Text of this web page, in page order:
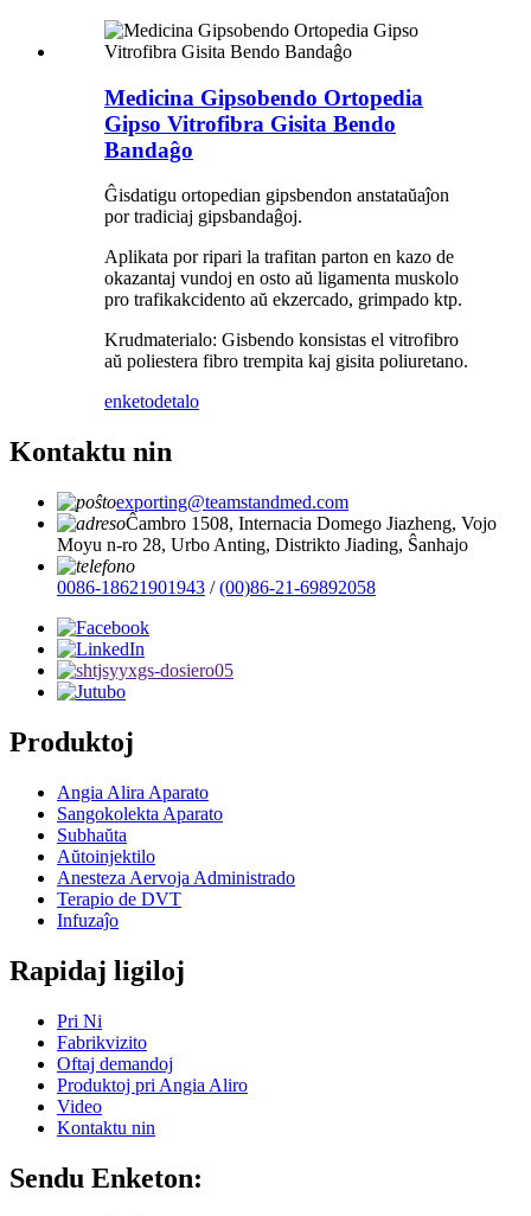
Medicina Gipsobendo Ortopedia
Gipso Vitrofibra Gisita Bendo
Bandaĝo
Ĝisdatigu ortopedian gipsbendon anstataŭaĵon
por tradiciaj gipsbandaĝoj.
Aplikata por ripari la trafitan parton en kazo de
okazantaj vundoj en osto aŭ ligamenta muskolo
pro trafikakcidento aŭ ekzercado, grimpado ktp.
Krudmaterialo: Gisbendo konsistas el vitrofibro
aŭ poliestera fibro trempita kaj gisita poliuretano.
enketodetalo
Kontaktu nin
exporting@teamstandmed.com
Ĉambro 1508, Internacia Domego Jiazheng, Vojo
Moyu n-ro 28, Urbo Anting, Distrikto Jiading, Ŝanhajo
0086-18621901943 /(00)86-21-69892058
Produktoj
Angia Alira Aparato
Sangokolekta Aparato
Subhaŭta
Aŭtoinjektilo
Anesteza Aervoja Administrado
Terapio de DVT
Infuzaĵo
Rapidaj ligiloj
Pri Ni
Fabrikvizito
Oftaj demandoj
Produktoj pri Angia Aliro
Video
Kontaktu nin
Sendu Enketon: